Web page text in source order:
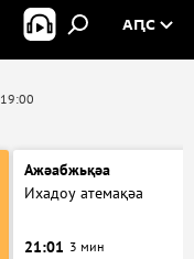
АԤС
19:00
Ажәабжьқәа
Ихадоу атемақәа
21:01 3 мин